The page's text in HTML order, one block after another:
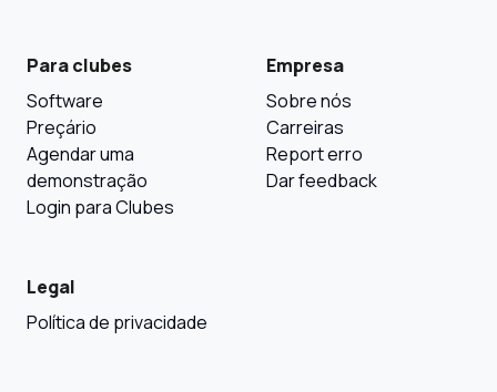
Para clubes
Software
Preçário
Agendar uma
demonstração
Login para Clubes
Empresa
Sobre nós
Carreiras
Report erro
Dar feedback
Legal
Política de privacidade